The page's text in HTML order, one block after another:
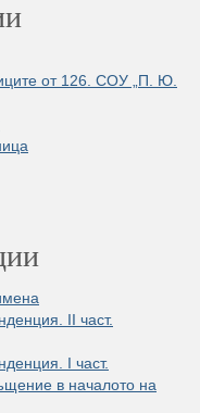
от 126. СОУ „П. Ю.
II част.
I част.
в началото на